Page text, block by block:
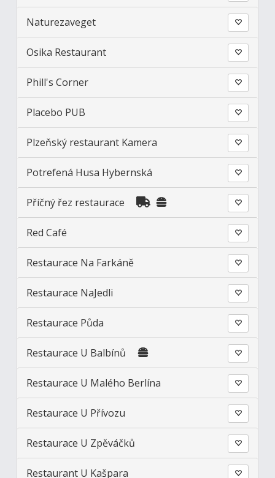
Naturezaveget
Osika Restaurant
Phill's Corner
Placebo PUB
Plzeňský restaurant Kamera
Potrefená Husa Hybernská
Příčný řez restaurace
Red Café
Restaurace Na Farkáně
Restaurace NaJedli
Restaurace Půda
Restaurace U Balbínů
Restaurace U Malého Berlína
Restaurace U Přívozu
Restaurace U Zpěváčků
Restaurant U Kašpara